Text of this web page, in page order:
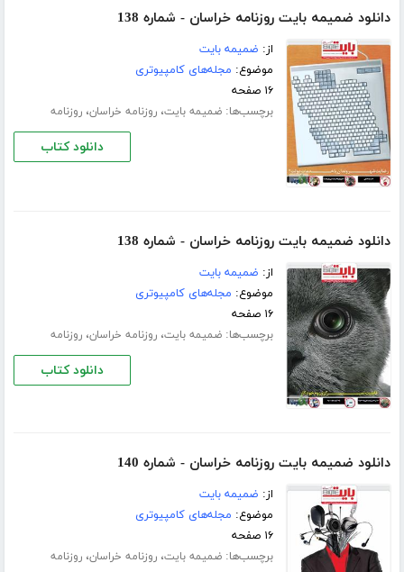
دانلود ضمیمه بایت روزنامه خراسان - شماره 138
از: ضمیمه بایت
موضوع: مجله‌های کامپیوتری
۱۶ صفحه
برچسب‌ها:ضمیمه بایت،روزنامه خراسان،روزنامه
دانلود کتاب
دانلود ضمیمه بایت روزنامه خراسان - شماره 138
از: ضمیمه بایت
موضوع: مجله‌های کامپیوتری
۱۶ صفحه
برچسب‌ها:ضمیمه بایت،روزنامه خراسان،روزنامه
دانلود کتاب
دانلود ضمیمه بایت روزنامه خراسان - شماره 140
از: ضمیمه بایت
موضوع: مجله‌های کامپیوتری
۱۶ صفحه
برچسب‌ها:ضمیمه بایت،روزنامه خراسان،روزنامه